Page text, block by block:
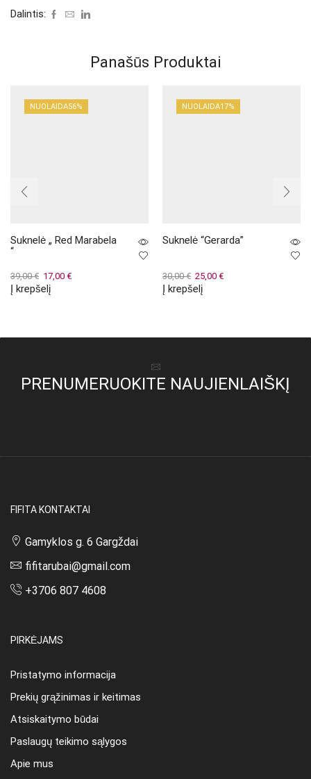
Dalintis:
Panašūs Produktai
NUOLAIDA56%
Suknelė „ Red Marabela
“
39,00€ Original
price
17,00 €Current
Į krepšelį
NUOLAIDA17%
Suknelė “Gerarda”
30,00€ Original
price
25,00 €Current
Į krepšelį
PRENUMERUOKITE NAUJIENLAIŠKĮ
FIFITA KONTAKTAI
Gamyklos g. 6 Gargždai
fifitarubai@gmail.com
+3706 807 4608
PIRKĖJAMS
Pristatymo informacija
Prekių grąžinimas ir keitimas
Atsiskaitymo būdai
Paslaugų teikimo sąlygos
Apie mus